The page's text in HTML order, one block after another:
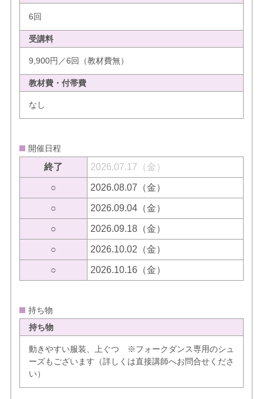
6回
受講料
9,900円／6回（教材費無）
教材費・付帯費
なし
開催日程
終了 2026.07.17（金）
○ 2026.08.07（金）
○ 2026.09.04（金）
○ 2026.09.18（金）
○ 2026.10.02（金）
○ 2026.10.16（金）
持ち物
持ち物
動きやすい服装、上ぐつ ※フォークダンス専用のシュ
ーズもございます（詳しくは直接講師へお問合せくださ
い）